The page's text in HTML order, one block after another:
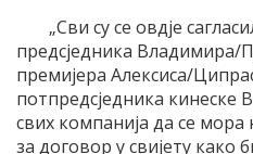
„Сви су се овдје
предсједника Владимира/
премијера Алексиса/
потпредсједника кинеске
свих компанија да се
за договор у свијету како